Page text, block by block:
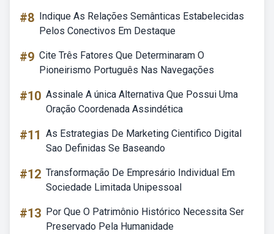
#8 Indique As Relações Semânticas Estabelecidas
Pelos Conectivos Em Destaque
#9 Cite Três Fatores Que Determinaram O
Pioneirismo Português Nas Navegações
#10 Assinale A única Alternativa Que Possui Uma
Oração Coordenada Assindética
#11 As Estrategias De Marketing Cientifico Digital
Sao Definidas Se Baseando
#12 Transformação De Empresário Individual Em
Sociedade Limitada Unipessoal
#13 Por Que O Patrimônio Histórico Necessita Ser
Preservado Pela Humanidade